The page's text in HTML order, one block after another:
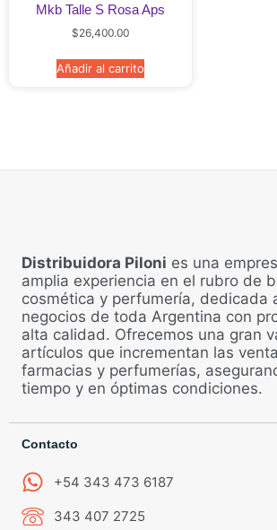
Mkb Talle S Rosa Aps
$26,400.00
Añadir al carrito
Distribuidora Piloni es una
amplia experiencia en el rubro de
cosmética y perfumería, dedicada
negocios de toda Argentina con
alta calidad. Ofrecemos una gran
artículos que incrementan las
farmacias y perfumerías,
tiempo y en óptimas condiciones.
Contacto
+54 343 473 6187
343 407 2725